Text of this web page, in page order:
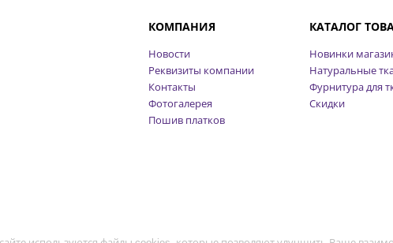
КОМПАНИЯ
Новости
Реквизиты компании
Контакты
Фотогалерея
Пошив платков
КАТАЛОГ
Новинки
Натуральные
Фурнитура для
Скидки